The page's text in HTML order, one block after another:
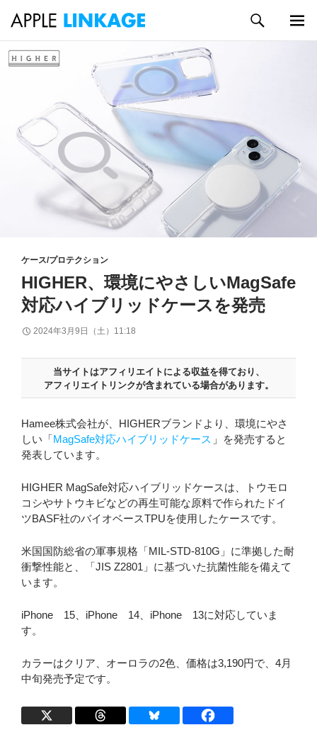
コ
ン
索
ケース/プロテクション
HIGHER、環境にやさしいMagSafe
対応ハイブリッドケースを発売
2024年3月9日（土）11:18
当サイトはアフィリエイトによる収益を得ており、
アフィリエイトリンクが含まれている場合があります。
Hamee株式会社が、HIGHERブランドより、環境にやさ
しい「MagSafe対応ハイブリッドケース 」を発売すると
発表しています。
HIGHER MagSafe対応ハイブリッドケースは、トウモロ
コシやサトウキビなどの再生可能な原料で作られたドイ
ツBASF社のバイオベースTPUを使用したケースです。
米国国防総省の軍事規格「MIL-STD-810G」に準拠した耐
衝撃性能と、「JIS Z2801」に基づいた抗菌性能を備えて
います。
iPhone 15、iPhone 14、iPhone 13に対応していま
す。
カラーはクリア、オーロラの2色、価格は3,190円で、4月
中旬発売予定です。